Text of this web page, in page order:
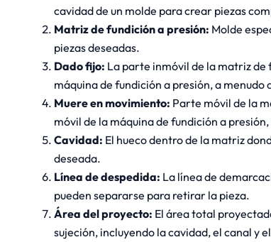
cavidad de un molde para crear piezas
Matriz de fundición a presión: Molde
piezas deseadas.
Dado fijo: La parte inmóvil de la matriz
máquina de fundición a presión, a menudo
Muere en movimiento: Parte móvil de la
móvil de la máquina de fundición a
Cavidad: El hueco dentro de la matriz
deseada.
Línea de despedida: La línea de
pueden separarse para retirar la pieza.
Área del proyecto: El área total
sujeción, incluyendo la cavidad, el canal y